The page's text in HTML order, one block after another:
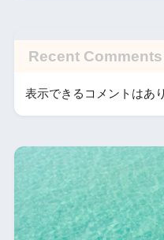
Recent Comments
表示できるコメントはあ